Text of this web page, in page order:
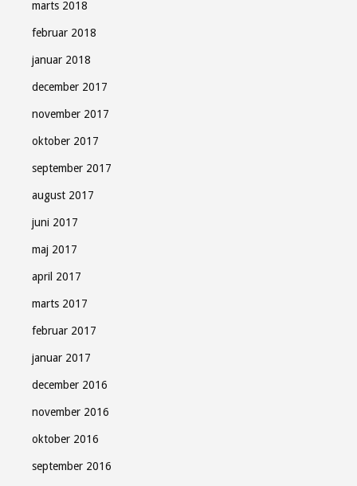
marts 2018
februar 2018
januar 2018
december 2017
november 2017
oktober 2017
september 2017
august 2017
juni 2017
maj 2017
april 2017
marts 2017
februar 2017
januar 2017
december 2016
november 2016
oktober 2016
september 2016